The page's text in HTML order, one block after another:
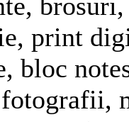
print
bloc